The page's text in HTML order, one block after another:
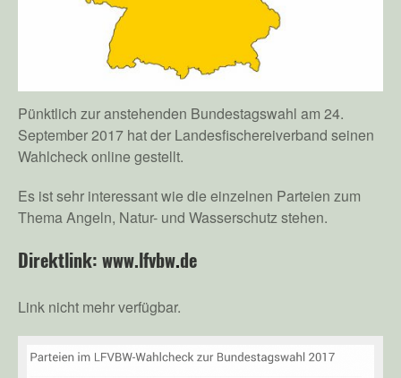
Pünktlich zur anstehenden Bundestagswahl am 24.
September 2017 hat der Landesfischereiverband seinen
Wahlcheck online gestellt.
Es ist sehr interessant wie die einzelnen Parteien zum
Thema Angeln, Natur- und Wasserschutz stehen.
Direktlink: www.lfvbw.de
Link nicht mehr verfügbar.